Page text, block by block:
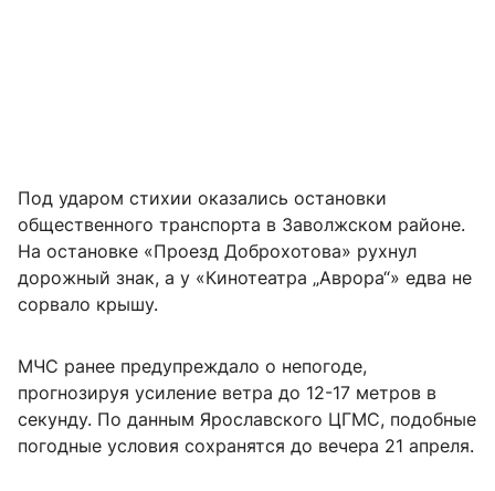
Под ударом стихии оказались остановки
общественного транспорта в Заволжском районе.
На остановке «Проезд Доброхотова» рухнул
дорожный знак, а у «Кинотеатра „Аврора“» едва не
сорвало крышу.
МЧС ранее предупреждало о непогоде,
прогнозируя усиление ветра до 12-17 метров в
секунду. По данным Ярославского ЦГМС, подобные
погодные условия сохранятся до вечера 21 апреля.